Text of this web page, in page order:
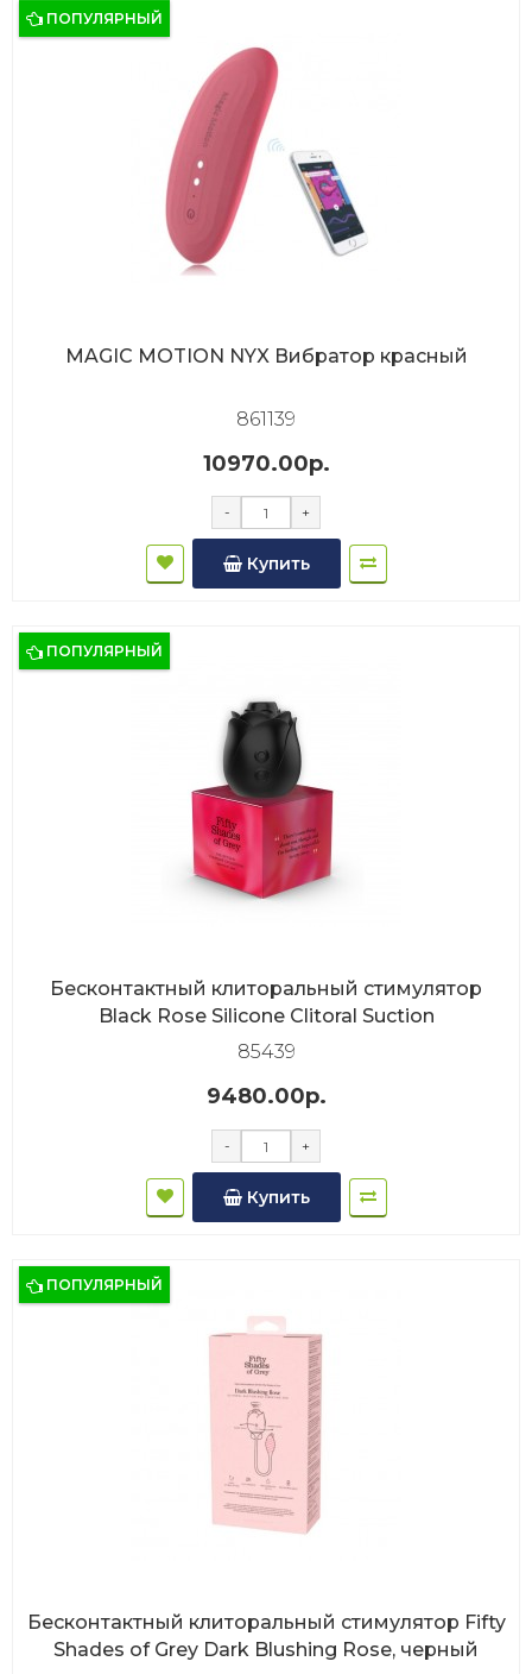
ПОПУЛЯРНЫЙ
MAGIC MOTION NYX Вибратор красный
861139
10970.00р.
- +
Купить
ПОПУЛЯРНЫЙ
Бесконтактный клиторальный стимулятор
Black Rose Silicone Clitoral Suction
85439
9480.00р.
- +
Купить
ПОПУЛЯРНЫЙ
Бесконтактный клиторальный стимулятор Fifty
Shades of Grey Dark Blushing Rose, черный